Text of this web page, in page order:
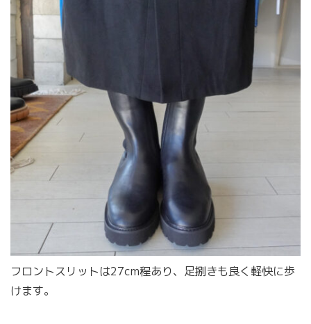
フロントスリットは27cm程あり、足捌きも良く軽快に歩
けます。